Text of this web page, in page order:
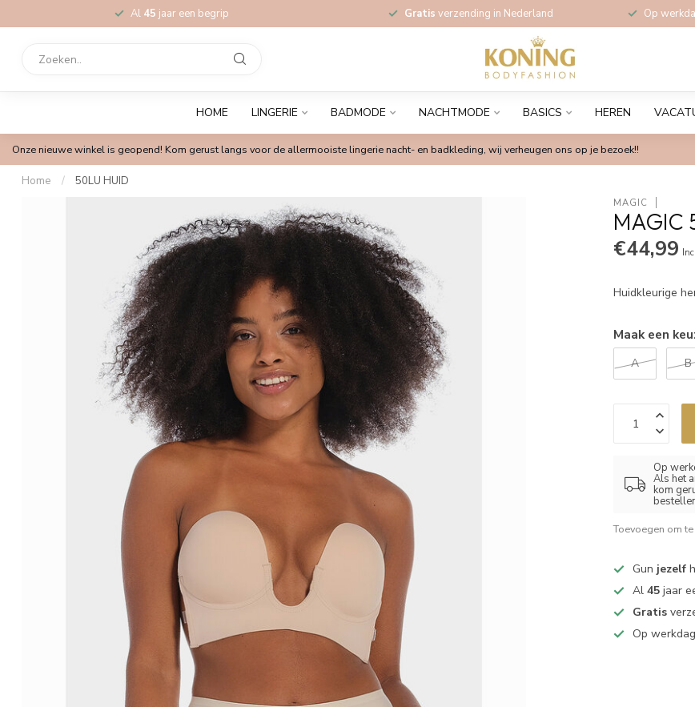
Al 45 jaar een begrip Gratis verzending in Nederland Op
HOME LINGERIE BADMODE NACHTMODE BASICS HEREN
Onze nieuwe winkel is geopend! Kom gerust langs voor de allermooiste lingerie nacht- en badkleding, wij verheugen ons op je bezoek!!
Home / 50LU HUID
MAGIC
MAGIC
€44,99
Huidkleurige
Maak een
A B
Op
Als het
kom
Toevoegen om
Gun jezelf
Al45 jaar
Gratis
Op